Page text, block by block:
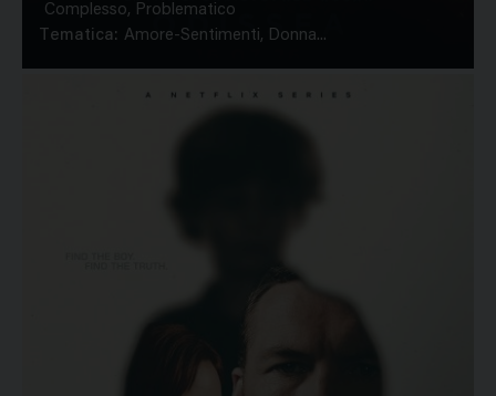
Complesso, Problematico
Tematica: Amore-Sentimenti, Donna...